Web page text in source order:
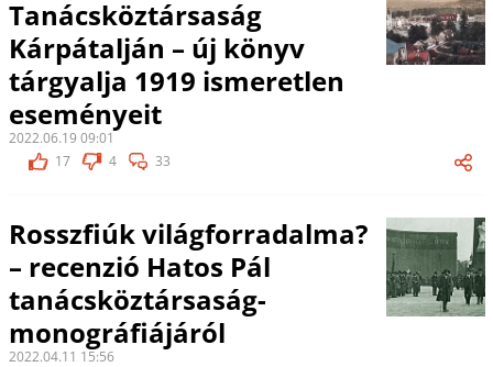
Tanácsköztársaság
Kárpátalján – új könyv
tárgyalja 1919 ismeretlen
eseményeit
2022.06.19 09:01
17
4 33
Rosszfiúk világforradalma?
– recenzió Hatos Pál
tanácsköztársaság-
monográfiájáról
2022.04.11 15:56